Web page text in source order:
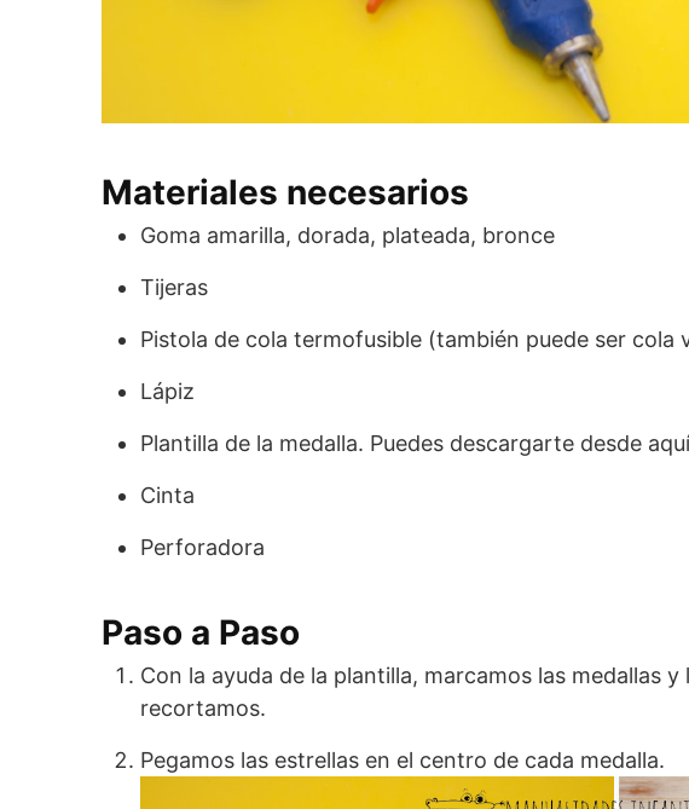
Materiales necesarios
Goma amarilla, dorada, plateada, bronce
Tijeras
Pistola de cola termofusible (también puede ser cola
Lápiz
Plantilla de la medalla. Puedes descargarte desde
Cinta
Perforadora
Paso a Paso
Con la ayuda de la plantilla, marcamos las medallas
recortamos.
Pegamos las estrellas en el centro de cada medalla.